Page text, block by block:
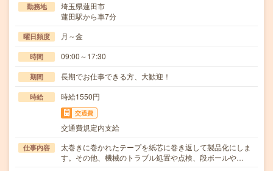
勤務地
埼玉県蓮田市
蓮田駅から車7分
曜日頻度 月～金
時間 09:00～17:30
期間 長期でお仕事できる方、大歓迎！
時給 時給1550円
交通費
交通費規定内支給
仕事内容
太巻きに巻かれたテープを紙芯に巻き返して製品化にしま
す。その他、機械のトラブル処置や点検、段ボールや…